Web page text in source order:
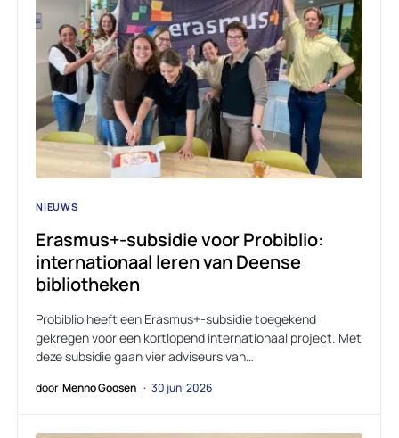
NIEUWS
Erasmus+-subsidie voor Probiblio:
internationaal leren van Deense
bibliotheken
Probiblio heeft een Erasmus+-subsidie toegekend
gekregen voor een kortlopend internationaal project. Met
deze subsidie gaan vier adviseurs van…
door Menno Goosen 30 juni 2026